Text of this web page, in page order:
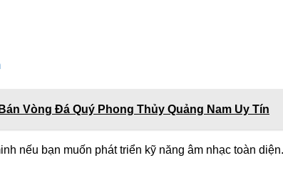
Vòng Đá Quý Phong Thủy Quảng Nam Uy Tín
nếu bạn muốn phát triển kỹ năng âm nhạc toàn diện.